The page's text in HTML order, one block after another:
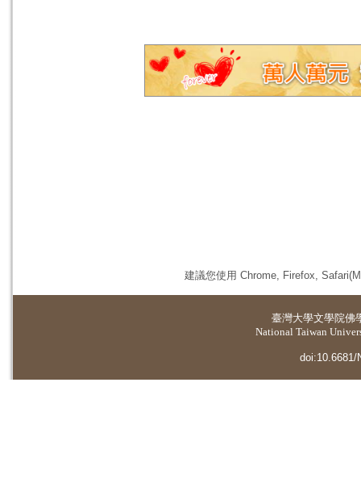
建議您使用 Chrome, Firefox,
臺灣大學文學院佛
National Taiwan
doi:10.6681/